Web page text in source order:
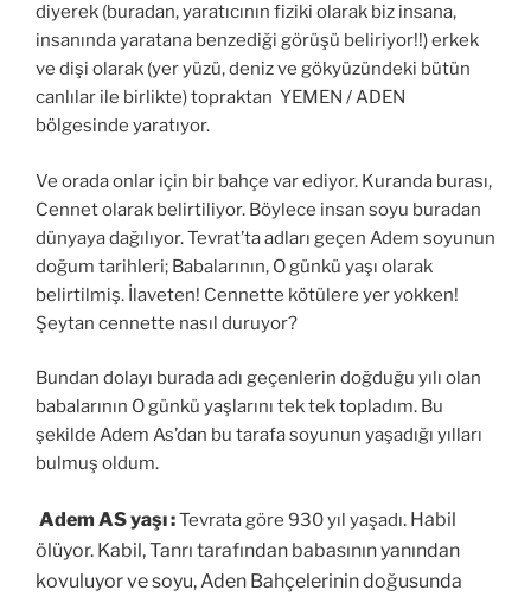
diyerek (buradan, yaratıcının fiziki olarak biz insana,
insanında yaratana benzediği görüşü beliriyor!!) erkek
ve dişi olarak (yer yüzü, deniz ve gökyüzündeki bütün
canlılar ile birlikte) topraktan YEMEN / ADEN
bölgesinde yaratıyor.
Ve orada onlar için bir bahçe var ediyor. Kuranda burası,
Cennet olarak belirtiliyor. Böylece insan soyu buradan
dünyaya dağılıyor. Tevrat’ta adları geçen Adem soyunun
doğum tarihleri; Babalarının, O günkü yaşı olarak
belirtilmiş. İlaveten! Cennette kötülere yer yokken!
Şeytan cennette nasıl duruyor?
Bundan dolayı burada adı geçenlerin doğduğu yılı olan
babalarının O günkü yaşlarını tek tek topladım. Bu
şekilde Adem As’dan bu tarafa soyunun yaşadığı yılları
bulmuş oldum.
Adem AS yaşı :Tevrata göre 930 yıl yaşadı. Habil
ölüyor. Kabil, Tanrı tarafından babasının yanından
kovuluyor ve soyu, Aden Bahçelerinin doğusunda